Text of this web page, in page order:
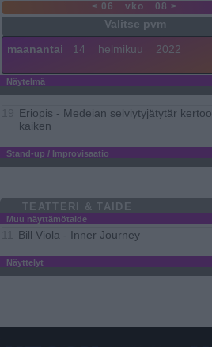
< 06 vko 08 >
maanantai 14 helmikuu 2022
Näytelmä
Eriopis - Medeian selviytyjätytär kertoo
kaiken
Stand-up / Improvisaatio
TEATTERI & TAIDE
Muu näyttämötaide
Bill Viola - Inner Journey
Näyttelyt